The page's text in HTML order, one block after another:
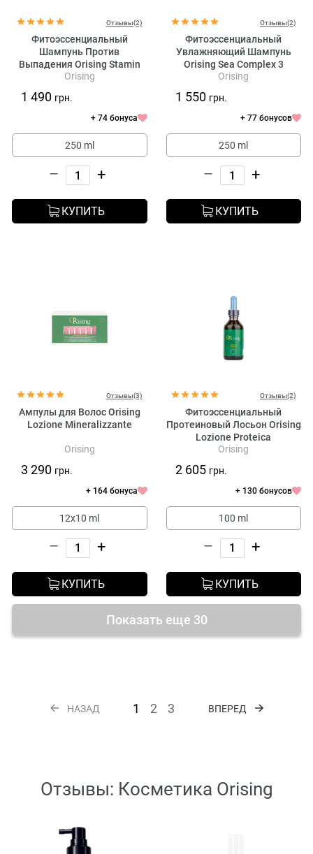
Отзывы(2)
Фитоэссенциальный
Шампунь Против
Выпадения Orising Stamin
Orising
1 490 грн.
+ 74 бонуса
250 ml
– +
КУПИТЬ
Отзывы(2)
Фитоэссенциальный
Увлажняющий Шампунь
Orising Sea Complex 3
Orising
1 550 грн.
+ 77 бонусов
250 ml
– +
КУПИТЬ
Отзывы(3)
Ампулы для Волос Orising
Lozione Mineralizzante
Orising
3 290 грн.
+ 164 бонуса
12х10 ml
– +
КУПИТЬ
Отзывы(2)
Фитоэссенциальный
Протеиновый Лосьон Orising
Lozione Proteica
Orising
2 605 грн.
+ 130 бонусов
100 ml
– +
КУПИТЬ
Показать еще 30
НАЗАД 1 2 3 ВПЕРЕД
Отзывы: Косметика Orising